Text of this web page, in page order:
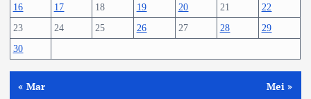
16
17 18 19 20 21
22
23
24 25 26 27 28
29
30
« Mar Mei »